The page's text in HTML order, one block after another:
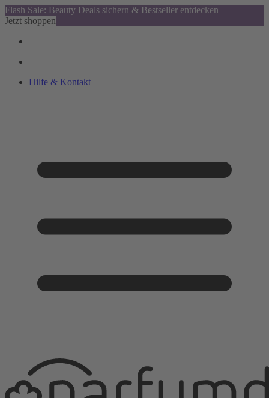
Flash Sale: Beauty Deals sichern & Bestseller entdecken
Jetzt shoppen
Hilfe & Kontakt